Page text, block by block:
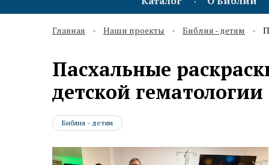
Главная Наши проекты Библия - детям
Пасхальные
детской
Библия - детям